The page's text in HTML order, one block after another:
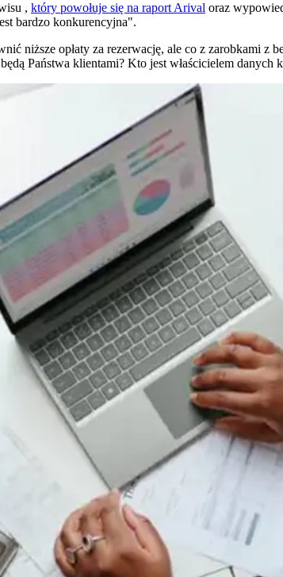
, który powołuje się na raport Arival oraz
bardzo konkurencyjna".
niższe opłaty za rezerwację, ale co z zarobkami z
Państwa klientami? Kto jest właścicielem